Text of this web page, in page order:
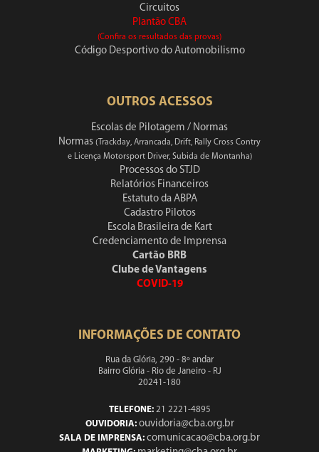
Circuitos
Plantão CBA
(Confira os resultados das provas)
Código Desportivo do Automobilismo
OUTROS ACESSOS
Escolas de Pilotagem / Normas
Normas (Trackday, Arrancada, Drift, Rally Cross Contry
e Licença Motorsport Driver, Subida de Montanha)
Processos do STJD
Relatórios Financeiros
Estatuto da ABPA
Cadastro Pilotos
Escola Brasileira de Kart
Credenciamento de Imprensa
Cartão BRB
Clube de Vantagens
COVID-19
INFORMAÇÕES DE CONTATO
Rua da Glória, 290 - 8º andar
Bairro Glória - Rio de Janeiro - RJ
20241-180
TELEFONE:21 2221-4895
OUVIDORIA: ouvidoria@cba.org.br
SALA DE IMPRENSA: comunicacao@cba.org.br